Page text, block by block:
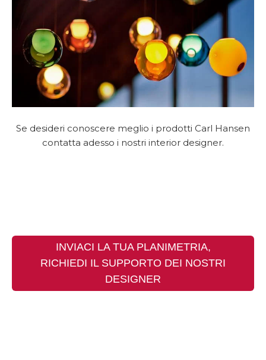
Se desideri conoscere meglio i prodotti Carl Hansen
contatta adesso i nostri interior designer.
INVIACI LA TUA PLANIMETRIA,
RICHIEDI IL SUPPORTO DEI NOSTRI
DESIGNER